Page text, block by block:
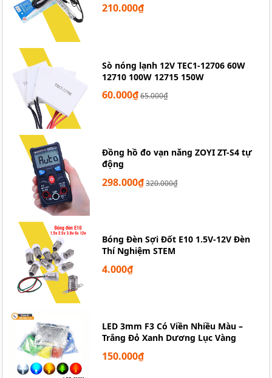
210.000₫
Sò nóng lạnh 12V TEC1-12706 60W
12710 100W 12715 150W
60.000₫65.000₫
Đồng hồ đo vạn năng ZOYI ZT-S4 tự
động
298.000₫320.000₫
Bóng Đèn Sợi Đốt E10 1.5V-12V Đèn
Thí Nghiệm STEM
4.000₫
LED 3mm F3 Có Viền Nhiều Màu –
Trắng Đỏ Xanh Dương Lục Vàng
150.000₫